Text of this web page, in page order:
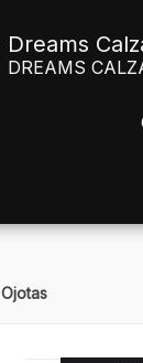
Dreams
DREAMS
Ojotas